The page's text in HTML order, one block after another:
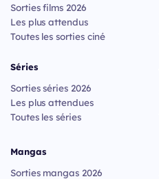
Sorties films 2026
Les plus attendus
Toutes les sorties ciné
Séries
Sorties séries 2026
Les plus attendues
Toutes les séries
Mangas
Sorties mangas 2026